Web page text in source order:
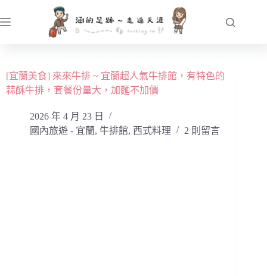
至
容[宜蘭美食] 來來牛排 ~ 宜蘭超人氣牛排館，有特色的
蒜酥牛排，套餐份量大，加麵不加價
2026 年 4 月 23 日
國內旅遊 - 宜蘭, 牛排館, 西式料理 2 則留言